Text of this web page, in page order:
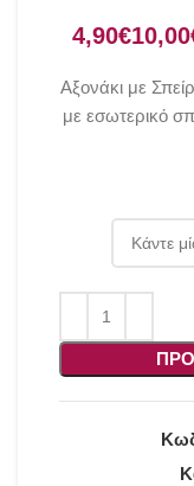
€
Αξονάκι με
με εσωτερικό